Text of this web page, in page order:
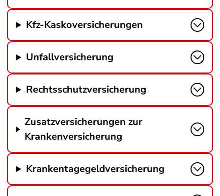
Kfz-Kaskoversicherungen
Unfallversicherung
Rechtsschutzversicherung
Zusatzversicherungen zur
Krankenversicherung
Krankentagegeldversicherung